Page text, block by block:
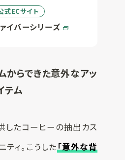
式ECサイト
イバーシリーズ
からできた意外なアッ
テム
したコーヒーの抽出カス
ィ。こうした「意外な背